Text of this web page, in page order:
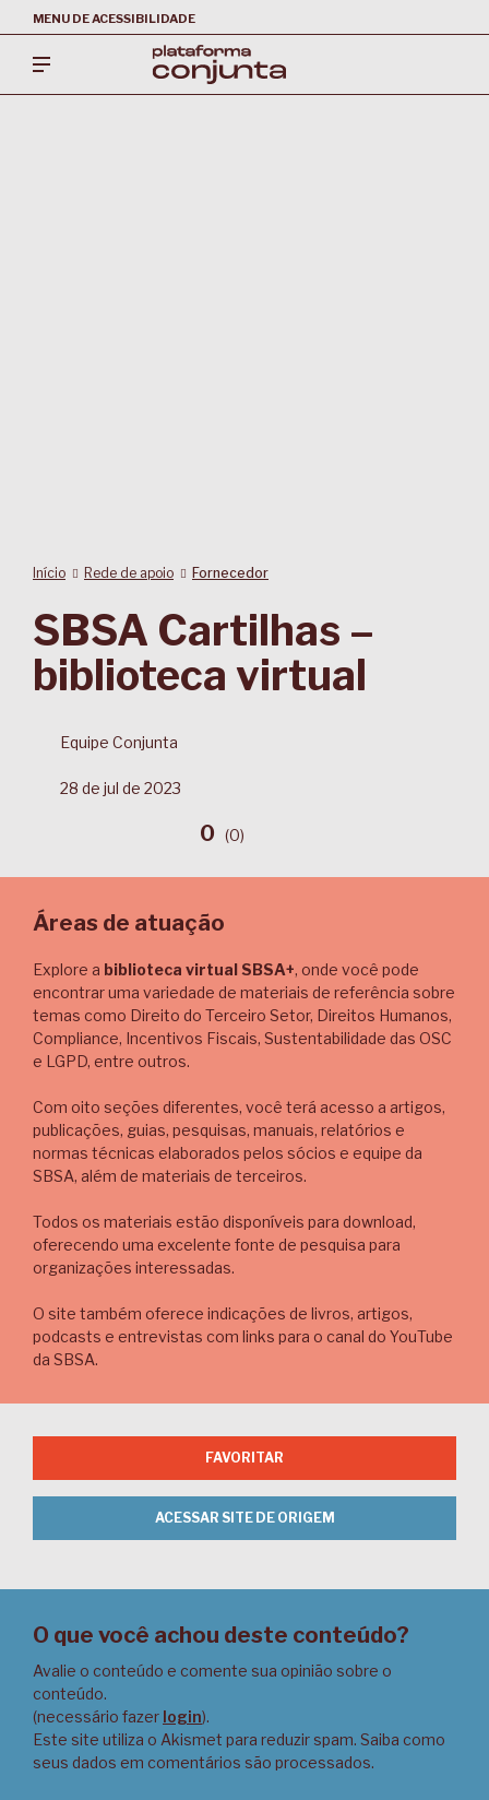
MENU DE ACESSIBILIDADE
Início Rede de apoio Fornecedor
SBSA Cartilhas –
biblioteca virtual
Equipe Conjunta
28 de jul de 2023
0 (0)
Áreas de atuação
Explore a biblioteca virtual SBSA+, onde você pode
encontrar uma variedade de materiais de referência sobre
temas como Direito do Terceiro Setor, Direitos Humanos,
Compliance, Incentivos Fiscais, Sustentabilidade das OSC
e LGPD, entre outros.
Com oito seções diferentes, você terá acesso a artigos,
publicações, guias, pesquisas, manuais, relatórios e
normas técnicas elaborados pelos sócios e equipe da
SBSA, além de materiais de terceiros.
Todos os materiais estão disponíveis para download,
oferecendo uma excelente fonte de pesquisa para
organizações interessadas.
O site também oferece indicações de livros, artigos,
podcasts e entrevistas com links para o canal do YouTube
da SBSA.
FAVORITAR
ACESSAR SITE DE ORIGEM
O que você achou deste conteúdo?
Avalie o conteúdo e comente sua opinião sobre o
conteúdo.
(necessário fazer login).
Este site utiliza o Akismet para reduzir spam. Saiba como
seus dados em comentários são processados.